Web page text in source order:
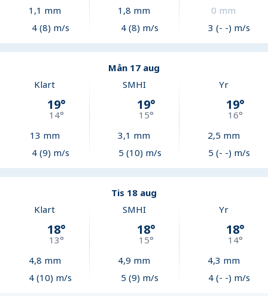
1,1 mm
4 (8) m/s
1,8 mm
4 (8) m/s
0 mm
3 (- -) m/s
Mån 17 aug
Klart
19°
14°
13 mm
4 (9) m/s
SMHI
19°
15°
3,1 mm
5 (10) m/s
Yr
19°
16°
2,5 mm
5 (- -) m/s
Tis 18 aug
Klart
18°
13°
4,8 mm
4 (10) m/s
SMHI
18°
15°
4,9 mm
5 (9) m/s
Yr
18°
14°
4,3 mm
4 (- -) m/s